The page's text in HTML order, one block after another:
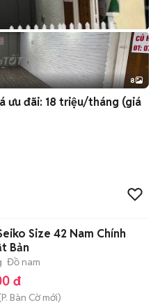
+2
8
ưu đãi: 18 triệu/tháng (giá
Size 42 Nam Chính
Bản
Đồ nam
đ
P. Bàn Cờmới)